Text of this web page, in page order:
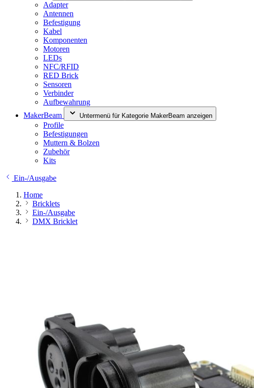
Adapter
Antennen
Befestigung
Kabel
Komponenten
Motoren
LEDs
NFC/RFID
RED Brick
Sensoren
Verbinder
Aufbewahrung
MakerBeam
Untermenü für Kategorie MakerBeam anzeigen
Profile
Befestigungen
Muttern & Bolzen
Zubehör
Kits
Ein-/Ausgabe
Home
Bricklets
Ein-/Ausgabe
DMX Bricklet